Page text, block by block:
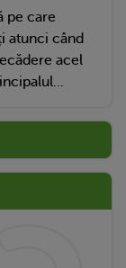
pe care
atunci când
acel